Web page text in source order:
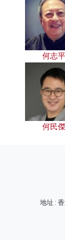
何志平
何民傑
地址 :